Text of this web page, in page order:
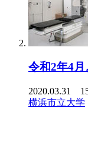
令和2年4
2020.03.31
横浜市立大学